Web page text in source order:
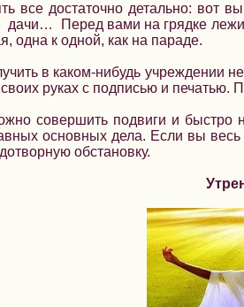
все достаточно детально:
дачи… Перед вами на грядке
одна к одной, как на параде.
в каком-нибудь учреждении
руках с подписью и печатью.
совершить подвиги и быстро
основных дела. Если вы весь
обстановку.